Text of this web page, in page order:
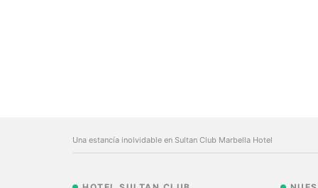
Una estancía inolvidable en Sultan Club Marbella Hotel